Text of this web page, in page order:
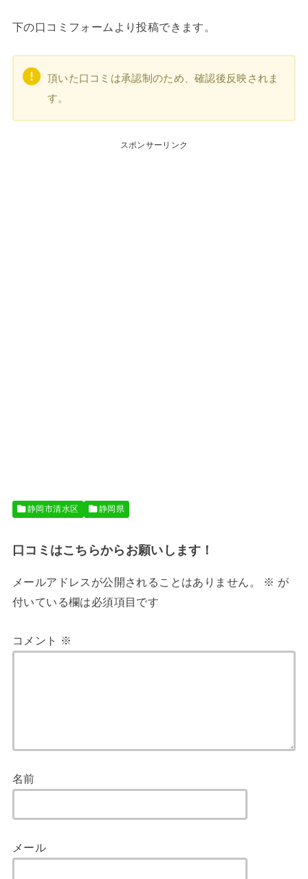
下の口コミフォームより投稿できます。
頂いた口コミは承認制のため、確認後反映されま
す。
スポンサーリンク
静岡市清水区 静岡県
口コミはこちらからお願いします！
メールアドレスが公開されることはありません。 ※ が
付いている欄は必須項目です
コメント ※
名前
メール